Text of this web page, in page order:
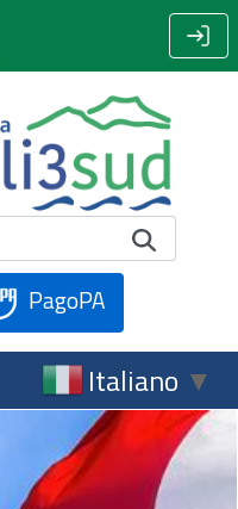
PagoPA
Italiano ▼